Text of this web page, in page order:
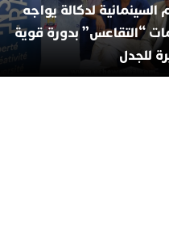
السينمائية لدكالة يواجه
“التقاعس” بدورة قوية
للجدل